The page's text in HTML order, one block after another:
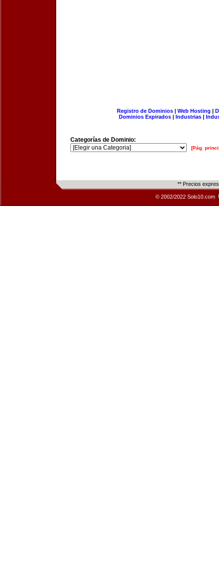
Registro de Dominios| Web Hosting |
Dominios Expirados | Industrias |
Categorías de Dominio:
[Pág.
** Precios
© 2002/2022 Solo10.com